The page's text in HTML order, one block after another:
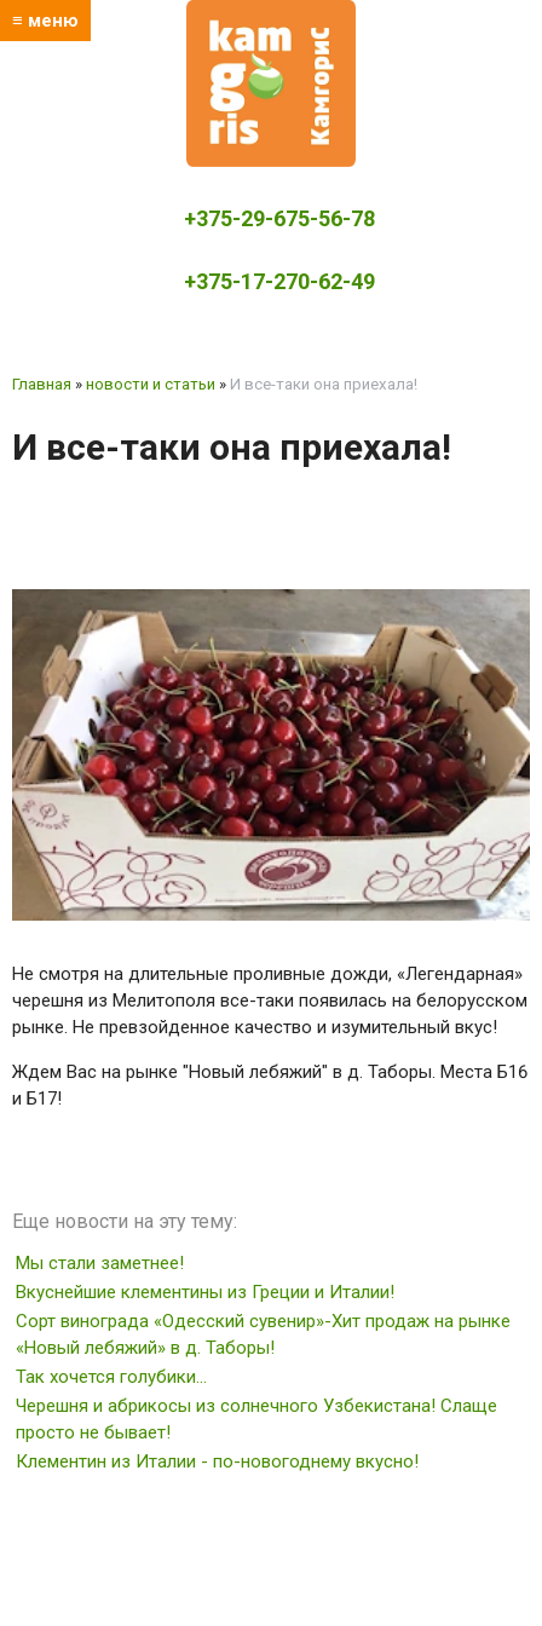
≡ меню
+375-29-675-56-78
+375-17-270-62-49
Главная » новости и статьи » И все-таки она приехала!
И все-таки она приехала!
Не смотря на длительные проливные дожди, «Легендарная»
черешня из Мелитополя все-таки появилась на белорусском
рынке. Не превзойденное качество и изумительный вкус!
Ждем Вас на рынке "Новый лебяжий" в д. Таборы. Места Б16
и Б17!
Еще новости на эту тему:
Мы стали заметнее!
Вкуснейшие клементины из Греции и Италии!
Сорт винограда «Одесский сувенир»-Хит продаж на рынке
«Новый лебяжий» в д. Таборы!
Так хочется голубики...
Черешня и абрикосы из солнечного Узбекистана! Слаще
просто не бывает!
Клементин из Италии - по-новогоднему вкусно!